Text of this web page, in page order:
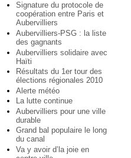
Signature du protocole de
coopération entre Paris et
Aubervilliers
Aubervilliers-PSG : la liste
des gagnants
Aubervilliers solidaire avec
Haïti
Résultats du 1er tour des
élections régionales 2010
Alerte météo
La lutte continue
Aubervilliers pour une ville
durable
Grand bal populaire le long
du canal
Va y avoir d’la joie en